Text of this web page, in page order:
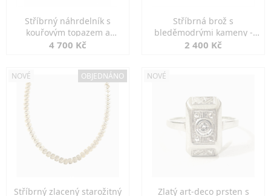
Stříbrný náhrdelník s
kouřovým topazem a
markazity
4 700 Kč
Stříbrná brož s
bleděmodrými kameny -
jemná elegance
2 400 Kč
NOVÉ OBJEDNÁNO
Stříbrný zlacený starožitný
NOVÉ
Zlatý art-deco prsten s